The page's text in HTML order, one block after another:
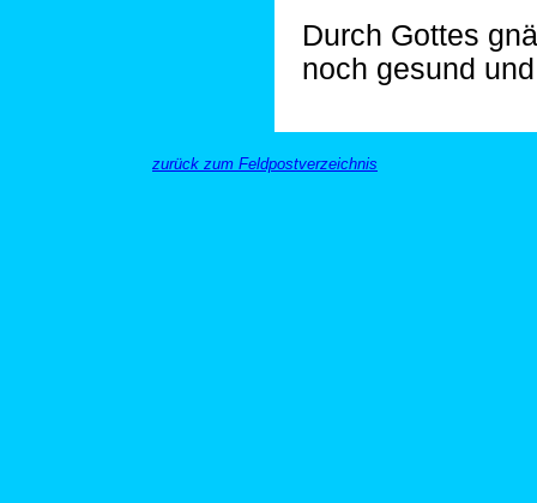
Durch Gottes
noch gesund
zurück zum Feldpostverzeichnis